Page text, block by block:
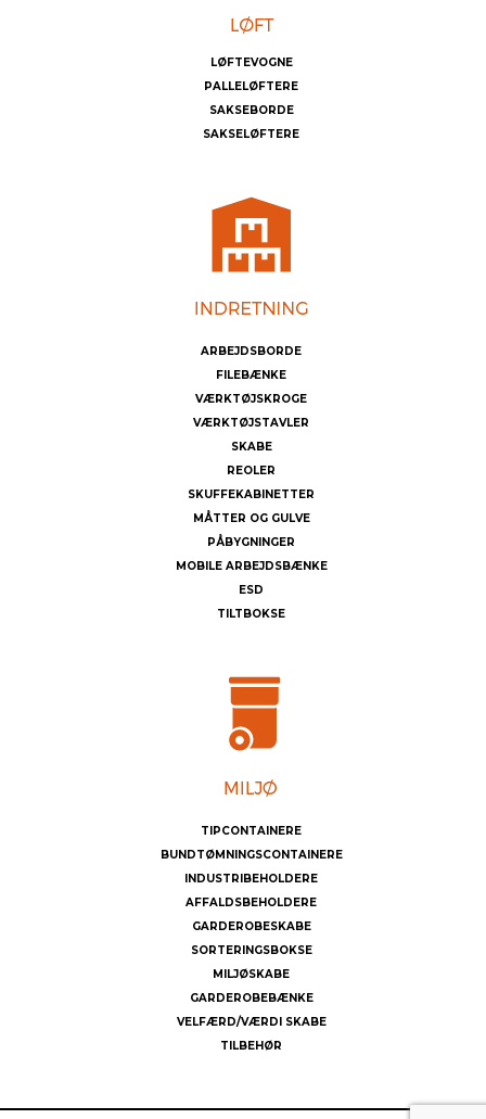
LØFTEVOGNE
PALLELØFTERE
SAKSEBORDE
SAKSELØFTERE
ARBEJDSBORDE
FILEBÆNKE
VÆRKTØJSKROGE
VÆRKTØJSTAVLER
SKABE
REOLER
SKUFFEKABINETTER
MÅTTER OG GULVE
PÅBYGNINGER
MOBILE ARBEJDSBÆNKE
ESD
TILTBOKSE
TIPCONTAINERE
BUNDTØMNINGSCONTAINERE
INDUSTRIBEHOLDERE
AFFALDSBEHOLDERE
GARDEROBESKABE
SORTERINGSBOKSE
MILJØSKABE
GARDEROBEBÆNKE
VELFÆRD/VÆRDI SKABE
TILBEHØR